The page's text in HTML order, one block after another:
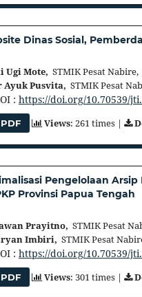
Dinas Sosial,
Ugi Mote, STMIK Pesat
Ayuk Pusvita, STMIK Pesat
: https://doi.org/10.70539/
PDF Views: 261 times |
Pengelolaan
Provinsi Papua Tengah
Prayitno, STMIK Pesat
Imbiri, STMIK Pesat
: https://doi.org/10.70539/
PDF Views: 301 times |